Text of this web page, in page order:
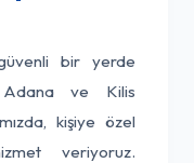
güvenli bir yerde
Adana ve Kilis
kişiye özel
veriyoruz.